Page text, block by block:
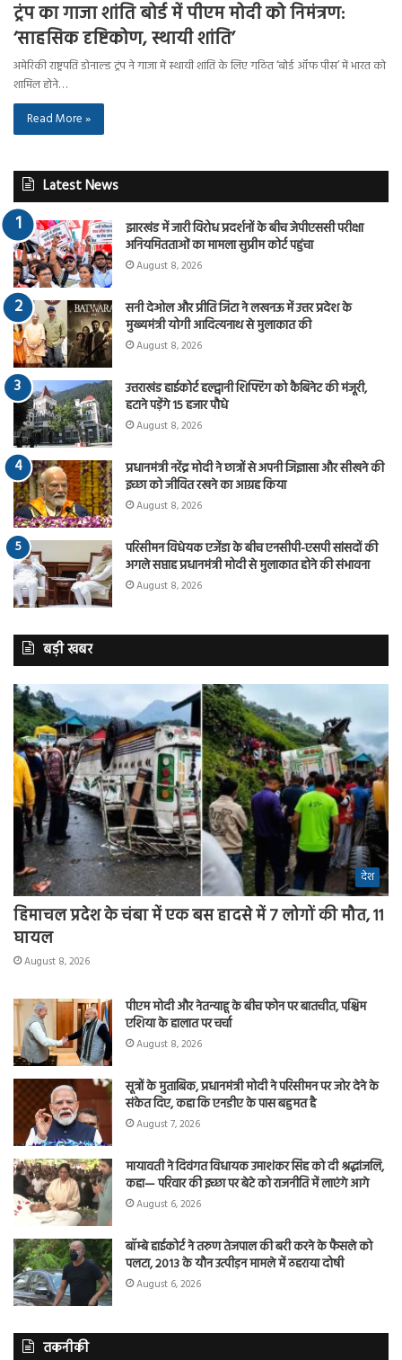
ट्रंप का गाजा शांति बोर्ड में पीएम मोदी को निमंत्रण:
‘साहसिक दृष्टिकोण, स्थायी शांति’
अमेरिकी राष्ट्रपति डोनाल्ड ट्रंप ने गाजा में स्थायी शांति के लिए गठित ‘बोर्ड ऑफ पीस’ में भारत को
शामिल होने…
Read More »
Latest News
झारखंड में जारी विरोध प्रदर्शनों के बीच जेपीएससी परीक्षा
अनियमितताओं का मामला सुप्रीम कोर्ट पहुंचा
August 8, 2026
सनी देओल और प्रीति जिंटा ने लखनऊ में उत्तर प्रदेश के
मुख्यमंत्री योगी आदित्यनाथ से मुलाकात की
August 8, 2026
उत्तराखंड हाईकोर्ट हल्द्वानी शिफ्टिंग को कैबिनेट की मंजूरी,
हटाने पड़ेंगे 15 हजार पौधे
August 8, 2026
प्रधानमंत्री नरेंद्र मोदी ने छात्रों से अपनी जिज्ञासा और सीखने की
इच्छा को जीवित रखने का आग्रह किया
August 8, 2026
परिसीमन विधेयक एजेंडा के बीच एनसीपी-एसपी सांसदों की
अगले सप्ताह प्रधानमंत्री मोदी से मुलाकात होने की संभावना
August 8, 2026
बड़ी खबर
देश
हिमाचल प्रदेश के चंबा में एक बस हादसे में 7 लोगों की मौत, 11
घायल
August 8, 2026
पीएम मोदी और नेतन्याहू के बीच फोन पर बातचीत, पश्चिम
एशिया के हालात पर चर्चा
August 8, 2026
सूत्रों के मुताबिक, प्रधानमंत्री मोदी ने परिसीमन पर जोर देने के
संकेत दिए, कहा कि एनडीए के पास बहुमत है
August 7, 2026
मायावती ने दिवंगत विधायक उमाशंकर सिंह को दी श्रद्धांजलि,
कहा— परिवार की इच्छा पर बेटे को राजनीति में लाएंगे आगे
August 6, 2026
बॉम्बे हाईकोर्ट ने तरुण तेजपाल की बरी करने के फैसले को
पलटा, 2013 के यौन उत्पीड़न मामले में ठहराया दोषी
August 6, 2026
तकनीकी